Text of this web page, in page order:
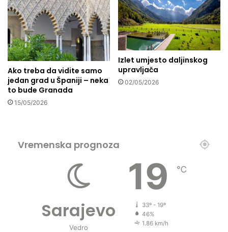
g
o
d
n
a
m
a
r
a
Ako treba da vidite samo
jedan grad u Španiji – neka
to bude Granada
15/05/2026
Izlet umjesto daljinskog
upravljača
02/05/2026
Vremenska prognoza
Sarajevo
Vedro
19 ℃
33º - 19º
46%
1.86 km/h